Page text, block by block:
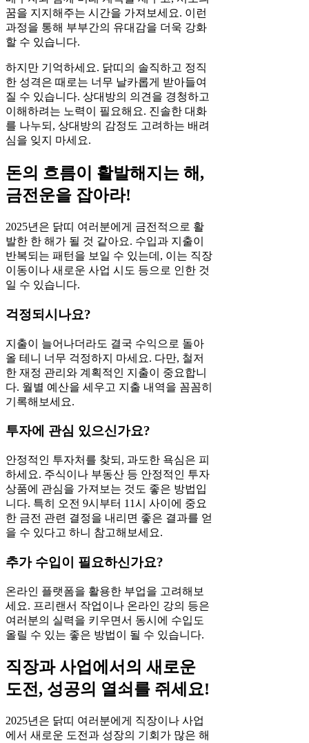
꿈을 지지해주는 시간을 가져보세요. 이런
과정을 통해 부부간의 유대감을 더욱 강화
할 수 있습니다.
하지만 기억하세요. 닭띠의 솔직하고 정직
한 성격은 때로는 너무 날카롭게 받아들여
질 수 있습니다. 상대방의 의견을 경청하고
이해하려는 노력이 필요해요. 진솔한 대화
를 나누되, 상대방의 감정도 고려하는 배려
심을 잊지 마세요.
돈의 흐름이 활발해지는 해,
금전운을 잡아라!
2025년은 닭띠 여러분에게 금전적으로 활
발한 한 해가 될 것 같아요. 수입과 지출이
반복되는 패턴을 보일 수 있는데, 이는 직장
이동이나 새로운 사업 시도 등으로 인한 것
일 수 있습니다.
걱정되시나요?
지출이 늘어나더라도 결국 수익으로 돌아
올 테니 너무 걱정하지 마세요. 다만, 철저
한 재정 관리와 계획적인 지출이 중요합니
다. 월별 예산을 세우고 지출 내역을 꼼꼼히
기록해보세요.
투자에 관심 있으신가요?
안정적인 투자처를 찾되, 과도한 욕심은 피
하세요. 주식이나 부동산 등 안정적인 투자
상품에 관심을 가져보는 것도 좋은 방법입
니다. 특히 오전 9시부터 11시 사이에 중요
한 금전 관련 결정을 내리면 좋은 결과를 얻
을 수 있다고 하니 참고해보세요.
추가 수입이 필요하신가요?
온라인 플랫폼을 활용한 부업을 고려해보
세요. 프리랜서 작업이나 온라인 강의 등은
여러분의 실력을 키우면서 동시에 수입도
올릴 수 있는 좋은 방법이 될 수 있습니다.
직장과 사업에서의 새로운
도전, 성공의 열쇠를 쥐세요!
2025년은 닭띠 여러분에게 직장이나 사업
에서 새로운 도전과 성장의 기회가 많은 해